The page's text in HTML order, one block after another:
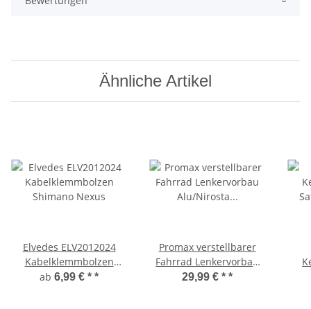
Ähnliche Artikel
Elvedes ELV2012024
Kabelklemmbolzen
Shimano Nexus
ab 6,99 € * *
Promax verstellbarer
Fahrrad Lenkervorbau
Alu/Nirosta Lenker
29,99 € * *